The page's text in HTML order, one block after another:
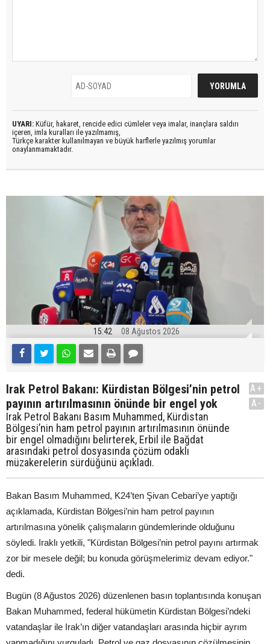
UYARI: Küfür, hakaret, rencide edici cümleler veya imalar, inançlara saldırı
içeren, imla kuralları ile yazılmamış,
Türkçe karakter kullanılmayan ve büyük harflerle yazılmış yorumlar
onaylanmamaktadır.
15:42 08 Ağustos 2026
Irak Petrol Bakanı: Kürdistan Bölgesi’nin petrol
payının artırılmasının önünde bir engel yok
Irak Petrol Bakanı Basım Muhammed, Kürdistan
Bölgesi’nin ham petrol payının artırılmasının önünde
bir engel olmadığını belirterek, Erbil ile Bağdat
arasındaki petrol dosyasında çözüm odaklı
müzakerelerin sürdüğünü açıkladı.
A+
A-
Bakan Basım Muhammed, K24’ten Şivan Cebari’ye yaptığı
açıklamada, Kürdistan Bölgesi’nin ham petrol payının
artırılmasına yönelik çalışmaların gündemlerinde olduğunu
söyledi. Iraklı yetkili, "Kürdistan Bölgesi’nin petrol payını artırmak
zor bir mesele değil; bu konuda görüşmelerimiz devam ediyor."
dedi.
Bugün (8 Ağustos 2026) düzenlenen basın toplantısında konuşan
Bakan Muhammed, federal hükümetin Kürdistan Bölgesi’ndeki
vatandaşlar ile Irak’ın diğer vatandaşları arasında hiçbir ayrım